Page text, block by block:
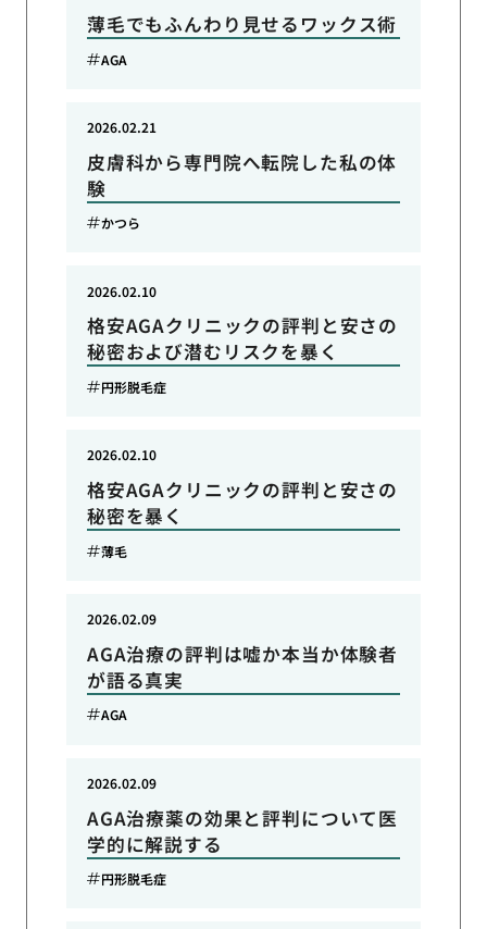
薄毛でもふんわり見せるワックス術
AGA
皮膚科から専門院へ転院した私の体
験
2026.02.21
かつら
格安AGAクリニックの評判と安さの
秘密および潜むリスクを暴く
2026.02.10
円形脱毛症
格安AGAクリニックの評判と安さの
秘密を暴く
2026.02.10
薄毛
AGA治療の評判は嘘か本当か体験者
が語る真実
2026.02.09
AGA
AGA治療薬の効果と評判について医
学的に解説する
2026.02.09
円形脱毛症